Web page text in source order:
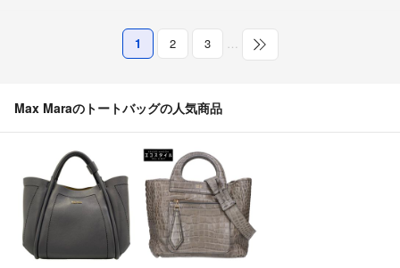
1 2 3 …
Max Maraのトートバッグの人気商品